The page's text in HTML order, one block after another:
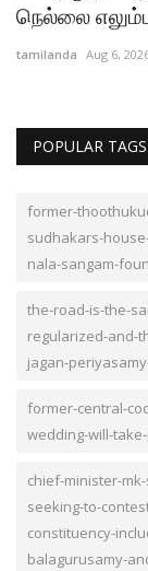
நெல்லை
tamilanda Aug 6,
POPULAR TAGS
former-
sudhakars-
nala-sangam-
the-road-is-the-
regularized-and-
jagan-
former-central-
wedding-will-
chief-minister-
seeking-to-
constituency-
balagurusamy-